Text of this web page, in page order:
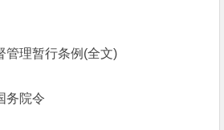
理暂行条例(全文)
院令